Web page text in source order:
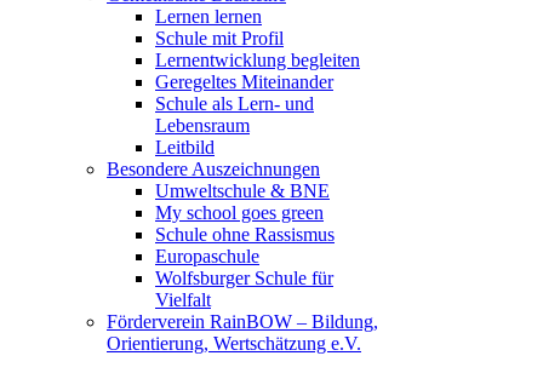
Lernen lernen
Schule mit Profil
Lernentwicklung begleiten
Geregeltes Miteinander
Schule als Lern- und
Lebensraum
Leitbild
Besondere Auszeichnungen
Umweltschule & BNE
My school goes green
Schule ohne Rassismus
Europaschule
Wolfsburger Schule für
Vielfalt
Förderverein RainBOW – Bildung,
Orientierung, Wertschätzung e.V.